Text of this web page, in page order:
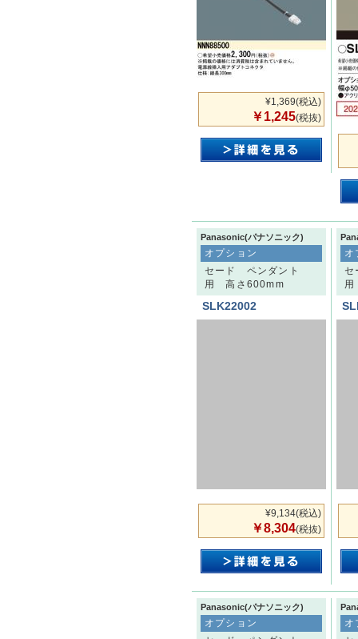
¥1,369(税込)
￥1,245(税抜)
Panasonic(パナソニック)
オプション
セード ペンダント
用 高さ600mm
SLK22002
¥9,134(税込)
￥8,304(税抜)
オ
Panasonic(パナソニック)
オプション
オ